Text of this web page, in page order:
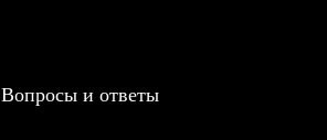
Вопросы и ответы